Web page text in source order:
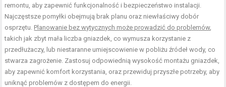
remontu, aby zapewnić funkcjonalność i bezpieczeństwo instalacji.
Najczęstsze pomyłki obejmują brak planu oraz niewłaściwy dobór
osprzętu. Planowanie bez wytycznych może prowadzić do problemów,
takich jak zbyt mała liczba gniazdek, co wymusza korzystanie z
przedłużaczy, lub niestaranne umiejscowienie w pobliżu źródeł wody, co
stwarza zagrożenie. Zastosuj odpowiednią wysokość montażu gniazdek,
aby zapewnić komfort korzystania, oraz przewiduj przyszłe potrzeby, aby
uniknąć problemów z dostępem do energii.